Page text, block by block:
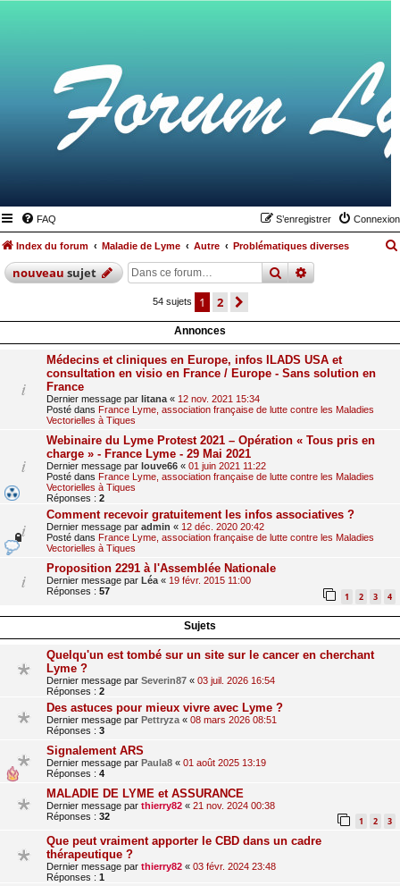
FAQ Connexion
S’enregistrer
Index du forum Maladie de Lyme Autre Problématiques diverses
nouveausujet rechercher
recherche
54 sujets 1 2
Annonces
Médecins et cliniques en Europe, infos ILADS USA et
consultation en visio en France / Europe - Sans solution en
France
Dernier message par litana « 12 nov. 2021 15:34
Posté dans France Lyme, association française de lutte contre les Maladies
Vectorielles à Tiques
Webinaire du Lyme Protest 2021 – Opération « Tous pris en
charge » - France Lyme - 29 Mai 2021
Dernier message par louve66 « 01 juin 2021 11:22
Posté dans France Lyme, association française de lutte contre les Maladies
Vectorielles à Tiques
Réponses : 2
Comment recevoir gratuitement les infos associatives ?
Dernier message par admin « 12 déc. 2020 20:42
Posté dans France Lyme, association française de lutte contre les Maladies
Vectorielles à Tiques
Proposition 2291 à l'Assemblée Nationale
Dernier message par Léa « 19 févr. 2015 11:00
Réponses : 57 1 2 3 4
Sujets
Quelqu'un est tombé sur un site sur le cancer en cherchant
Lyme ?
Dernier message par Severin87 « 03 juil. 2026 16:54
Réponses : 2
Des astuces pour mieux vivre avec Lyme ?
Dernier message par Pettryza « 08 mars 2026 08:51
Réponses : 3
Signalement ARS
Dernier message par Paula8 « 01 août 2025 13:19
Réponses : 4
MALADIE DE LYME et ASSURANCE
Dernier message par thierry82 « 21 nov. 2024 00:38
Réponses : 32 1 2 3
Que peut vraiment apporter le CBD dans un cadre
thérapeutique ?
Dernier message par thierry82 « 03 févr. 2024 23:48
Réponses : 1